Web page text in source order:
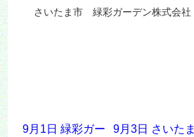
さいたま市 緑彩ガーデン株式会社
9月1日 緑彩ガー
9月3日 さいたま